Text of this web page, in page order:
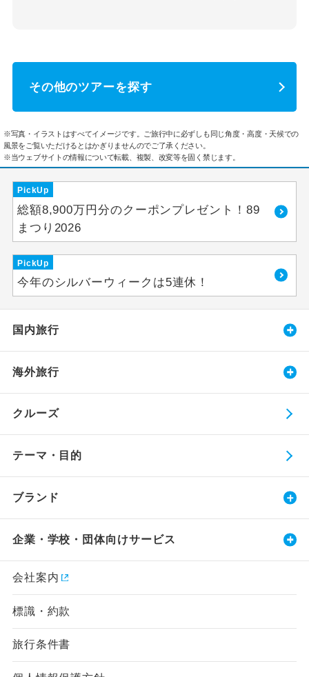
その他のツアーを探す
※写真・イラストはすべてイメージです。ご旅行中に必ずしも同じ角度・高度・天候での
風景をご覧いただけるとはかぎりませんのでご了承ください。
※当ウェブサイトの情報について転載、複製、改変等を固く禁じます。
PickUp
総額8,900万円分のクーポンプレゼント！89
まつり2026
PickUp
今年のシルバーウィークは5連休！
国内旅行
海外旅行
クルーズ
テーマ・目的
ブランド
企業・学校・団体向けサービス
会社案内
標識・約款
旅行条件書